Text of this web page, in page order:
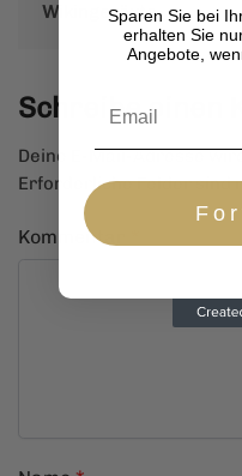
Wikingeräxte
Schreibe einen
Deine E-Mail-Adresse
Erforderliche Felder sind
Kommentar
Sparen Sie bei
erhalten Sie
Angebote,